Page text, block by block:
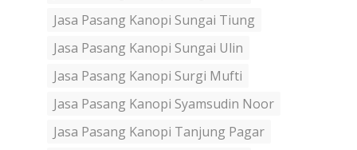
Jasa Pasang Kanopi Sungai Tiung
Jasa Pasang Kanopi Sungai Ulin
Jasa Pasang Kanopi Surgi Mufti
Jasa Pasang Kanopi Syamsudin Noor
Jasa Pasang Kanopi Tanjung Pagar